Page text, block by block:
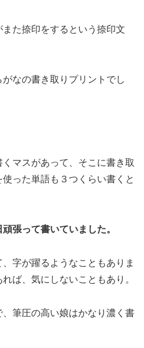
た捺印をするという捺印文
なの書き取りプリントでし
マスがあって、そこに書き取
った単語も３つくらい書くと
張って書いていました。
字が躍るようなこともありま
ば、気にしないこともあり。
筆圧の高い娘はかなり濃く書